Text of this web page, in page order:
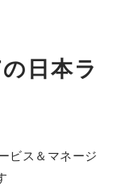
日本ラ
ビス＆マネージ